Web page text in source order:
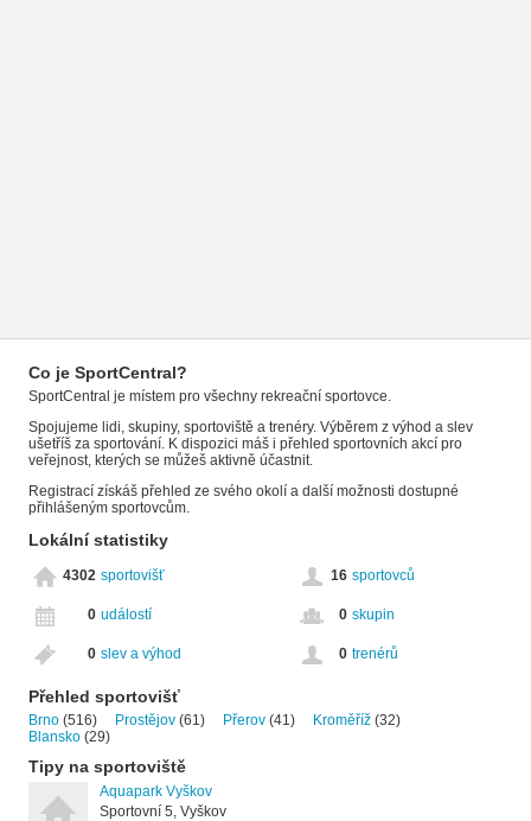
Co je SportCentral?
SportCentral je místem pro všechny rekreační sportovce.
Spojujeme lidi, skupiny, sportoviště a trenéry. Výběrem z výhod a slev
ušetříš za sportování. K dispozici máš i přehled sportovních akcí pro
veřejnost, kterých se můžeš aktivně účastnit.
Registrací získáš přehled ze svého okolí a další možnosti dostupné
přihlášeným sportovcům.
Lokální statistiky
4302 sportovišť 16 sportovců
0 událostí 0 skupin
0 slev a výhod 0 trenérů
Přehled sportovišť
Brno (516) Prostějov (61) Přerov (41) Kroměříž (32)
Blansko (29)
Tipy na sportoviště
Aquapark Vyškov
Sportovní 5, Vyškov